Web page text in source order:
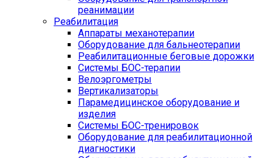
реанимации
Реабилитация
Аппараты механотерапии
Оборудование для бальнеотерапии
Реабилитационные беговые дорожки
Системы БОС-терапии
Велоэргометры
Вертикализаторы
Парамедицинское оборудование и
изделия
Системы БОС-тренировок
Оборудование для реабилитационной
диагностики